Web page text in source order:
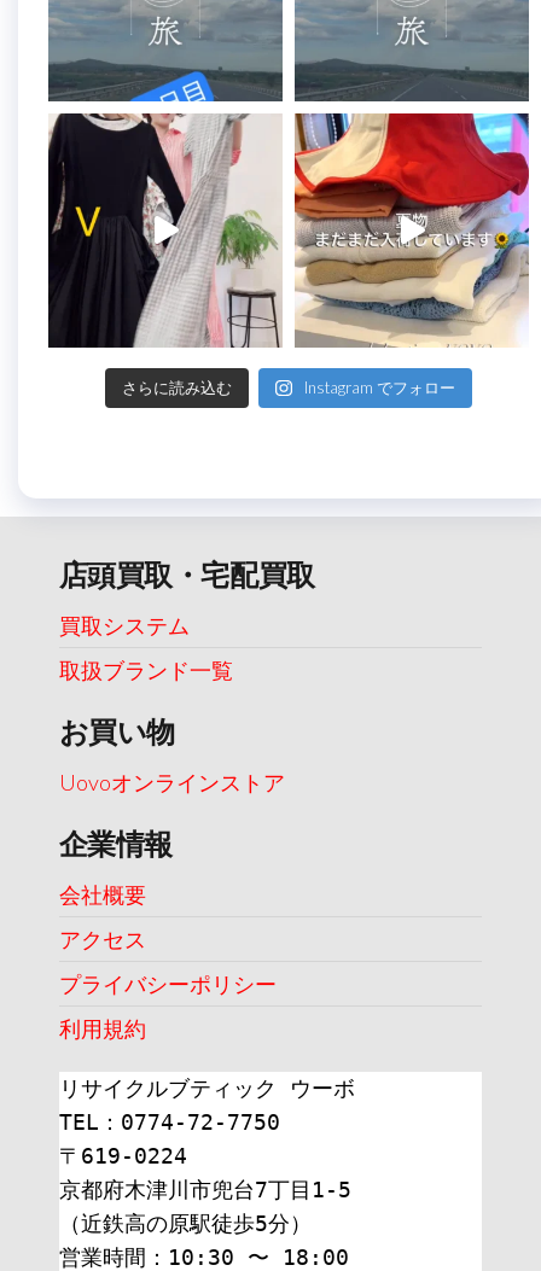
さらに読み込む Instagram でフォロー
店頭買取・宅配買取
買取システム
取扱ブランド一覧
お買い物
Uovoオンラインストア
企業情報
会社概要
アクセス
プライバシーポリシー
利用規約
リサイクルブティック ウーボ
TEL：0774-72-7750
〒619-0224
京都府木津川市兜台7丁目1-5
（近鉄高の原駅徒歩5分）
営業時間：10:30 〜 18:00